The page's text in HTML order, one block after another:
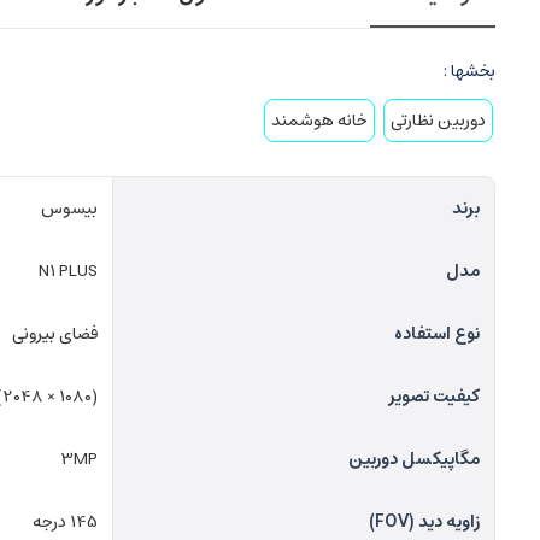
بخشها :
دوربین نظارتی
خانه هوشمند
برند بیسوس
مدل N1 PLUS
نوع استفاده فضای بیرونی
کیفیت تصویر × 1080)
مگاپیکسل دوربین 3MP
زاویه دید (FOV) 145 درجه